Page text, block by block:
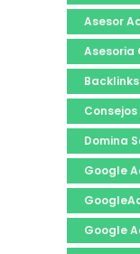
Asesor
Asesoria
Backlinks
Domina
Google
Google